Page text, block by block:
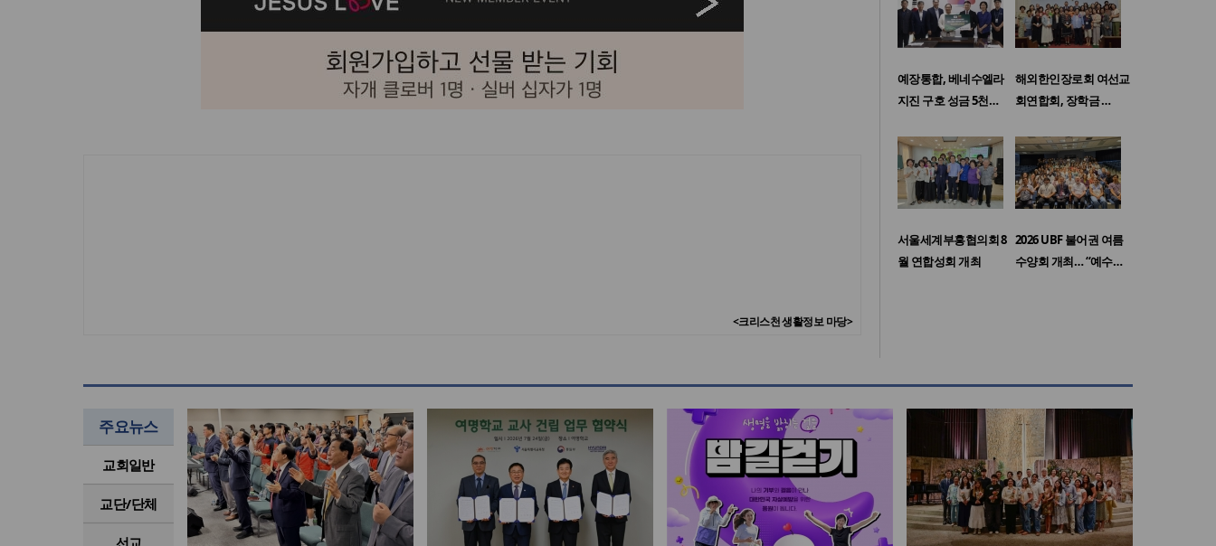
<크리스천 생활정보 마당>
예장통합, 베네수엘라
지진 구호 성금 5천…
해외한인장로회 여선교
회연합회, 장학금 …
서울세계부흥협의회 8
월 연합성회 개최
2026 UBF 불어권 여름
수양회 개최… “예수…
주요뉴스
교회일반
교단/단체